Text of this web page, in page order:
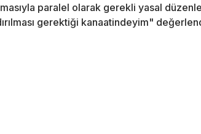
paralel olarak gerekli yasal
gerektiği kanaatindeyim"